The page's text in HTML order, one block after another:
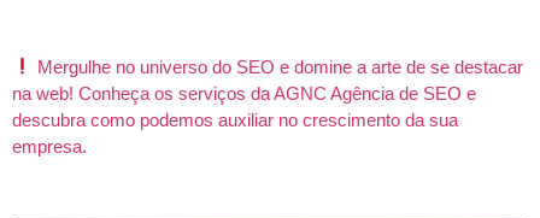
Mergulhe no universo do SEO e domine a arte de se destacar
na web! Conheça os serviços da AGNC Agência de SEO e
descubra como podemos auxiliar no crescimento da sua
empresa.